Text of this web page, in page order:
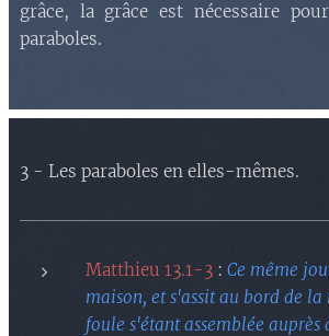
grâce, la grâce est nécessaire
paraboles.
3 - Les paraboles en elles-mêmes.
Matthieu 13.1-3 : Ce même
maison, et s'assit au bord de la
foule s'étant assemblée